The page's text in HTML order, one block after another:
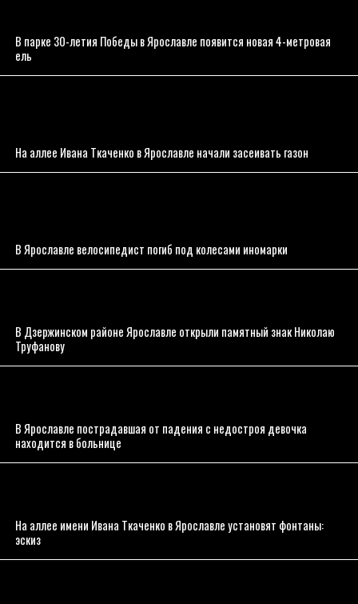
В парке 30-летия Победы в Ярославле появится новая 4-метровая
ель
На аллее Ивана Ткаченко в Ярославле начали засеивать газон
В Ярославле велосипедист погиб под колесами иномарки
В Дзержинском районе Ярославле открыли памятный знак Николаю
Труфанову
В Ярославле пострадавшая от падения с недостроя девочка
находится в больнице
На аллее имени Ивана Ткаченко в Ярославле установят фонтаны:
эскиз